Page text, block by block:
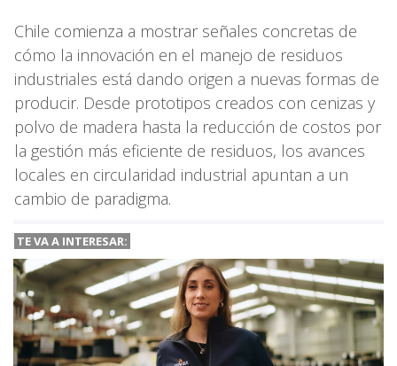
Chile comienza a mostrar señales concretas de
cómo la innovación en el manejo de residuos
industriales está dando origen a nuevas formas de
producir. Desde prototipos creados con cenizas y
polvo de madera hasta la reducción de costos por
la gestión más eficiente de residuos, los avances
locales en circularidad industrial apuntan a un
cambio de paradigma.
TE VA A INTERESAR: